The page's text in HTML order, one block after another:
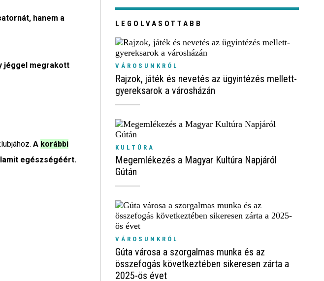
hanem a
jéggel megrakott
A korábbi
egészségéért.
LEGOLVASOTTABB
VÁROSUNKRÓL
Rajzok, játék és nevetés az ügyintézés mellett-
gyereksarok a városházán
KULTÚRA
Megemlékezés a Magyar Kultúra Napjáról
Gútán
VÁROSUNKRÓL
Gúta városa a szorgalmas munka és az
összefogás következtében sikeresen zárta a
2025-ös évet